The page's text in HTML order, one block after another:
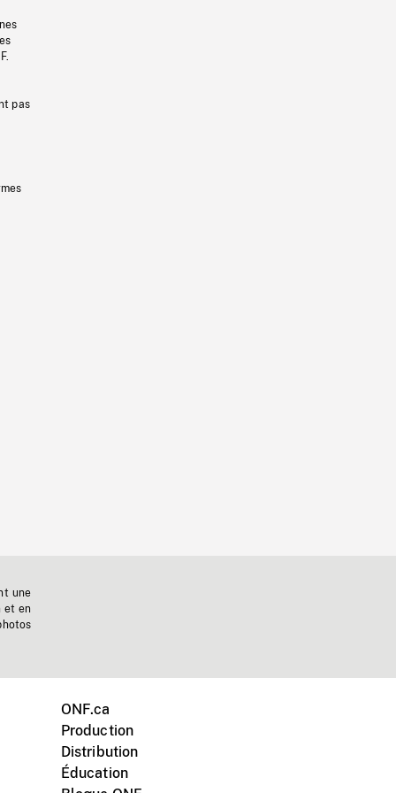
pas
une
et en
ONF.ca
Production
Distribution
Éducation